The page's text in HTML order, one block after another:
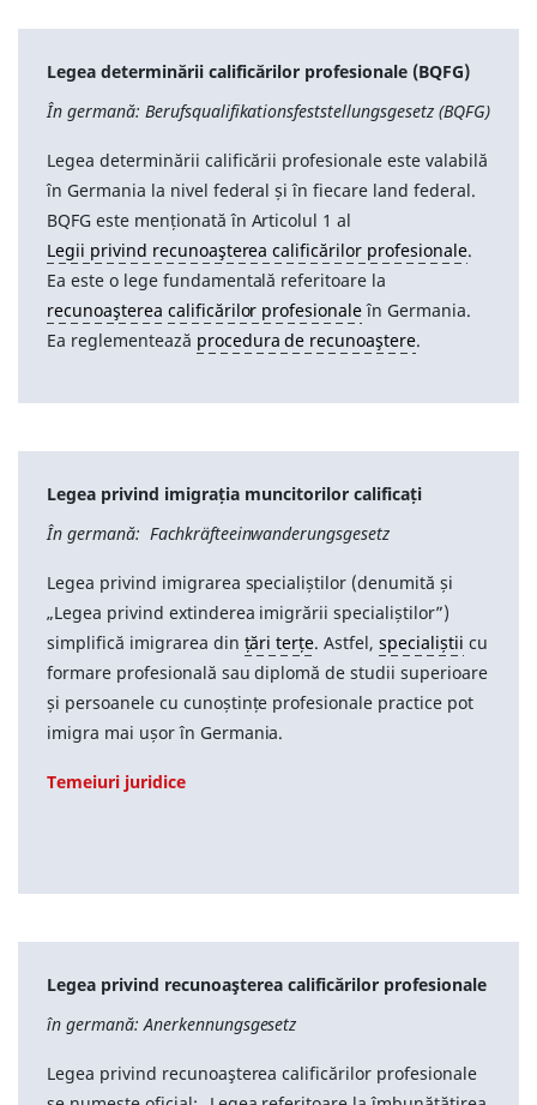
Legea determinării calificărilor profesionale (BQFG)
În germană: Berufsqualifikationsfeststellungsgesetz (BQFG)
Legea determinării calificării profesionale este valabilă
în Germania la nivel federal și în fiecare land federal.
BQFG este menționată în Articolul 1 al
Legii privind recunoaşterea calificărilor profesionale.
Ea este o lege fundamentală referitoare la
recunoaşterea calificărilor profesionaleîn Germania.
Ea reglementează procedura de recunoaştere.
Legea privind imigrația muncitorilor calificați
În germană: Fachkräfteeinwanderungsgesetz
Legea privind imigrarea specialiștilor (denumită și
„Legea privind extinderea imigrării specialiștilor”)
simplifică imigrarea din țări terțe. Astfel,specialiștii cu
formare profesională sau diplomă de studii superioare
și persoanele cu cunoștințe profesionale practice pot
imigra mai ușor în Germania.
Temeiuri juridice
Legea privind recunoaşterea calificărilor profesionale
în germană: Anerkennungsgesetz
Legea privind recunoaşterea calificărilor profesionale